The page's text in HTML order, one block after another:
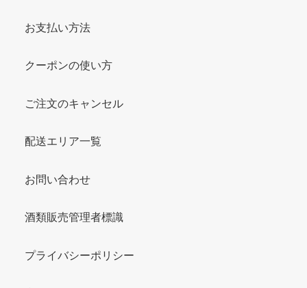
お支払い方法
クーポンの使い方
ご注文のキャンセル
配送エリア一覧
お問い合わせ
酒類販売管理者標識
プライバシーポリシー